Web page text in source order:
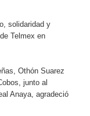
solidaridad y
Telmex en
Othón Suarez
junto al
Anaya, agradeció